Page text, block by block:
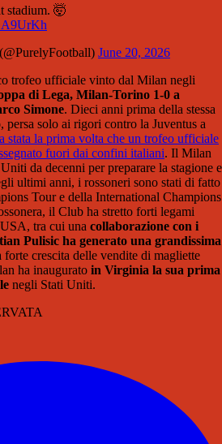
stadium. 🤯
June 20, 2026
trofeo ufficiale vinto dal Milan negli
di Lega, Milan-Torino 1-0 a
Simone. Dieci anni prima della stessa
persa solo ai rigori contro la Juventus a
stata la prima volta che un trofeo ufficiale
fuori dai confini italiani. Il Milan
da decenni per preparare la stagione e
ultimi anni, i rossoneri sono stati di fatto
Tour e della International Champions
il Club ha stretto forti legami
tra cui una collaborazione con i
Pulisic ha generato una grandissima
forte crescita delle vendite di magliette
ha inaugurato in Virginia la sua prima
negli Stati Uniti.